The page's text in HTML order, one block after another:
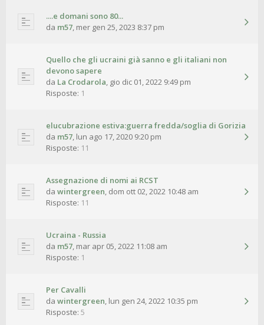
....e domani sono 80...
da m57, mer gen 25, 2023 8:37 pm
Quello che gli ucraini già sanno e gli italiani non
devono sapere
da La Crodarola, gio dic 01, 2022 9:49 pm
Risposte: 1
elucubrazione estiva:guerra fredda/soglia di Gorizia
da m57, lun ago 17, 2020 9:20 pm
Risposte: 11
Assegnazione di nomi ai RCST
da wintergreen, dom ott 02, 2022 10:48 am
Risposte: 11
Ucraina - Russia
da m57, mar apr 05, 2022 11:08 am
Risposte: 1
Per Cavalli
da wintergreen, lun gen 24, 2022 10:35 pm
Risposte: 5